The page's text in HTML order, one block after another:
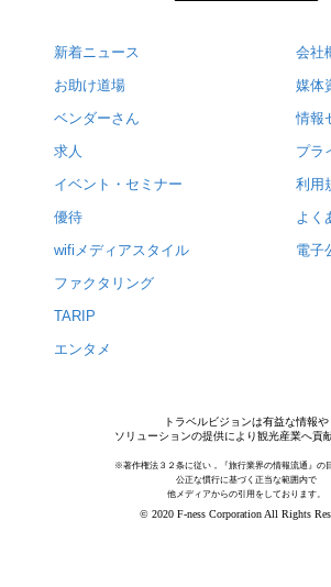
新着ニュース
お助け道場
ベンダーさん
求人
イベント・セミナー
優待
wifiメディアスタイル
ファクタリング
TARIP
エンタメ
会社
媒体
情報
プラ
利用
よく
電子
トラベルビジョンは有益な情報や
ソリューションの提供により観光産業へ貢
※著作権法３２条に従い，『旅行業界の情報流通』の
公正な慣行に基づく正当な範囲内で
他メディアからの引用をしております。
© 2020 F-ness Corporation All Rights